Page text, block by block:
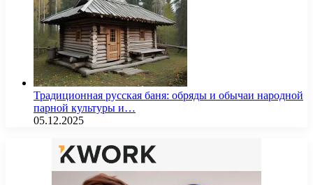
Традиционная русская баня: обряды и обычаи народной
парной культуры и…
05.12.2025